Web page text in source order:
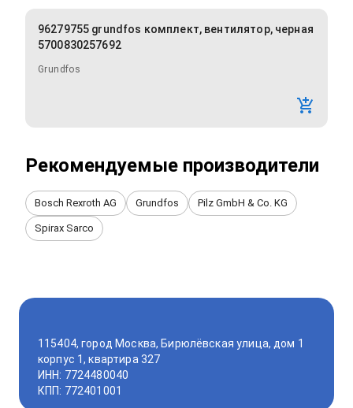
96279755 grundfos комплект, вентилятор, черная
5700830257692
Grundfos
Рекомендуемые производители
Bosch Rexroth AG Grundfos Pilz GmbH & Co. KG
Spirax Sarco
115404, город Москва, Бирюлёвская улица, дом 1
корпус 1, квартира 327
ИНН: 7724480040
КПП: 772401001